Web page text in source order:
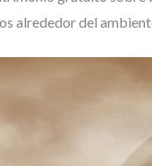
alrededor del